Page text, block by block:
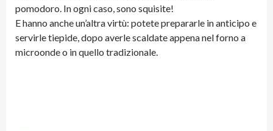
pomodoro. In ogni caso, sono squisite!
E hanno anche un’altra virtù: potete prepararle in anticipo e
servirle tiepide, dopo averle scaldate appena nel forno a
microonde o in quello tradizionale.